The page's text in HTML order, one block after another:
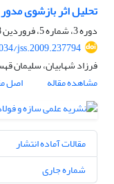
تحلیل اثر بازشوی
دوره 3، شماره 5، فروردین 1388، صفحه
jss.2009.237794
فرزاد شهابیان، سلیمان
مشاهده مقاله
اصل
مقالات آماده انتشار
شماره جاری